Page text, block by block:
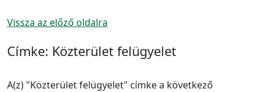
Vissza az előző oldalra
Címke: Közterület felügyelet
A(z) "Közterület felügyelet" címke a következő